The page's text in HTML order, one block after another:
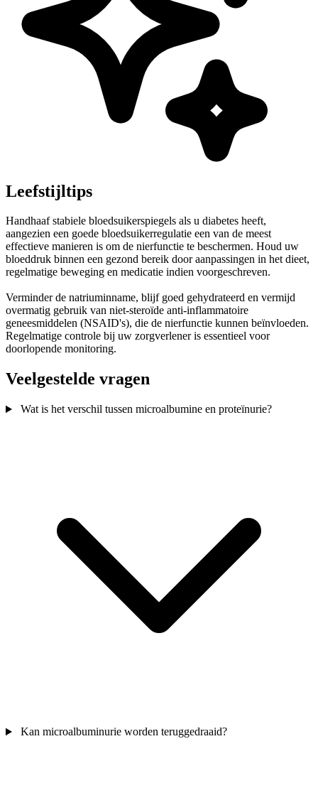
Leefstijltips
Handhaaf stabiele bloedsuikerspiegels als u diabetes heeft,
aangezien een goede bloedsuikerregulatie een van de meest
effectieve manieren is om de nierfunctie te beschermen. Houd uw
bloeddruk binnen een gezond bereik door aanpassingen in het dieet,
regelmatige beweging en medicatie indien voorgeschreven.
Verminder de natriuminname, blijf goed gehydrateerd en vermijd
overmatig gebruik van niet-steroïde anti-inflammatoire
geneesmiddelen (NSAID's), die de nierfunctie kunnen beïnvloeden.
Regelmatige controle bij uw zorgverlener is essentieel voor
doorlopende monitoring.
Veelgestelde vragen
Wat is het verschil tussen microalbumine en proteïnurie?
Kan microalbuminurie worden teruggedraaid?